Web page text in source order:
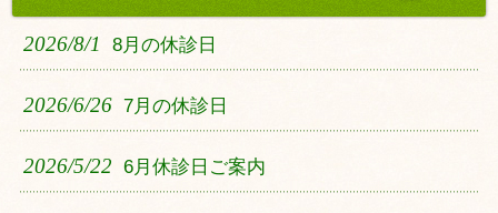
2026/8/1 8月の休診日
2026/6/26 7月の休診日
2026/5/22 6月休診日ご案内